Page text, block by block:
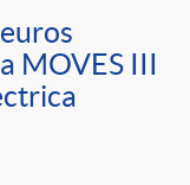
MOVES III